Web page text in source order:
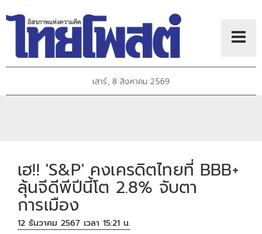
เสาร์, 8 สิงหาคม 2569
เฮ!! 'S&P' คงเครดิตไทยที่ BBB+
ลุ้นจีดีพีปีนี้โต 2.8% จับตา
การเมือง
12 ธันวาคม 2567 เวลา 15:21 น.